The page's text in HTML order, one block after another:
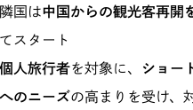
国は中国からの観光客再開
スタート
個人旅行者を対象に、 ショー
のニーズの高まりを受け、